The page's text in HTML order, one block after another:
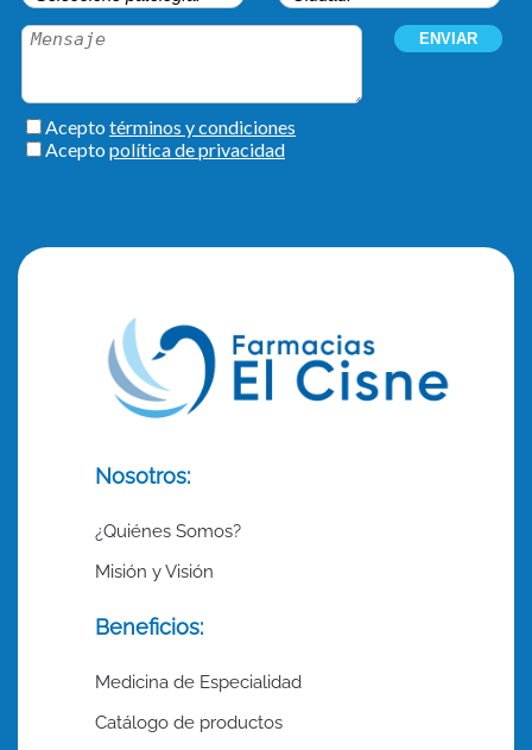
Nosotros:
¿Quiénes Somos?
Misión y Visión
Beneficios:
Medicina de Especialidad
Catálogo de productos